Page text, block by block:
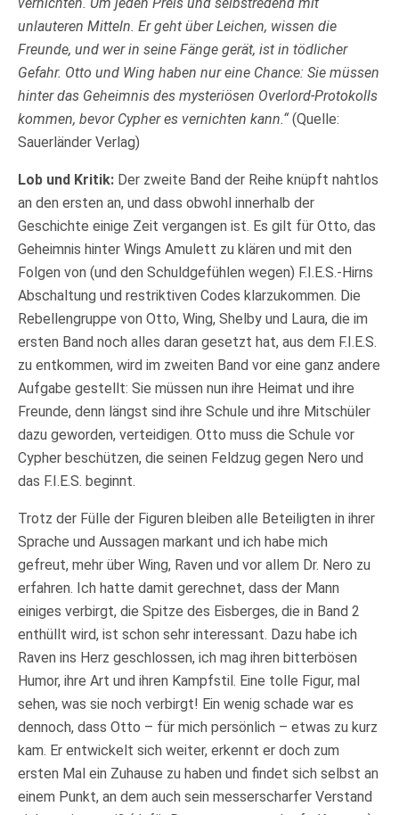
unlauteren Mitteln. Er geht über Leichen, wissen die
Freunde, und wer in seine Fänge gerät, ist in tödlicher
Gefahr. Otto und Wing haben nur eine Chance: Sie müssen
hinter das Geheimnis des mysteriösen Overlord-Protokolls
kommen, bevor Cypher es vernichten kann.“(Quelle:
Sauerländer Verlag)
Lob und Kritik: Der zweite Band der Reihe knüpft nahtlos
an den ersten an, und dass obwohl innerhalb der
Geschichte einige Zeit vergangen ist. Es gilt für Otto, das
Geheimnis hinter Wings Amulett zu klären und mit den
Folgen von (und den Schuldgefühlen wegen) F.I.E.S.-Hirns
Abschaltung und restriktiven Codes klarzukommen. Die
Rebellengruppe von Otto, Wing, Shelby und Laura, die im
ersten Band noch alles daran gesetzt hat, aus dem F.I.E.S.
zu entkommen, wird im zweiten Band vor eine ganz andere
Aufgabe gestellt: Sie müssen nun ihre Heimat und ihre
Freunde, denn längst sind ihre Schule und ihre Mitschüler
dazu geworden, verteidigen. Otto muss die Schule vor
Cypher beschützen, die seinen Feldzug gegen Nero und
das F.I.E.S. beginnt.
Trotz der Fülle der Figuren bleiben alle Beteiligten in ihrer
Sprache und Aussagen markant und ich habe mich
gefreut, mehr über Wing, Raven und vor allem Dr. Nero zu
erfahren. Ich hatte damit gerechnet, dass der Mann
einiges verbirgt, die Spitze des Eisberges, die in Band 2
enthüllt wird, ist schon sehr interessant. Dazu habe ich
Raven ins Herz geschlossen, ich mag ihren bitterbösen
Humor, ihre Art und ihren Kampfstil. Eine tolle Figur, mal
sehen, was sie noch verbirgt! Ein wenig schade war es
dennoch, dass Otto – für mich persönlich – etwas zu kurz
kam. Er entwickelt sich weiter, erkennt er doch zum
ersten Mal ein Zuhause zu haben und findet sich selbst an
einem Punkt, an dem auch sein messerscharfer Verstand